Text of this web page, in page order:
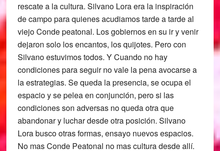
rescate a la cultura. Silvano Lora era la inspiración
de campo para quienes acudiamos tarde a tarde al
viejo Conde peatonal. Los gobiernos en su ir y venir
dejaron solo los encantos, los quijotes. Pero con
Silvano estuvimos todos. Y Cuando no hay
condiciones para seguir no vale la pena avocarse a
la estrategias. Se queda la presencia, se ocupa el
espacio y se pelea en conjunción, pero si las
condiciones son adversas no queda otra que
abandonar y luchar desde otra posición. Silvano
Lora busco otras formas, ensayo nuevos espacios.
No mas Conde Peatonal no mas cultura desde allí.